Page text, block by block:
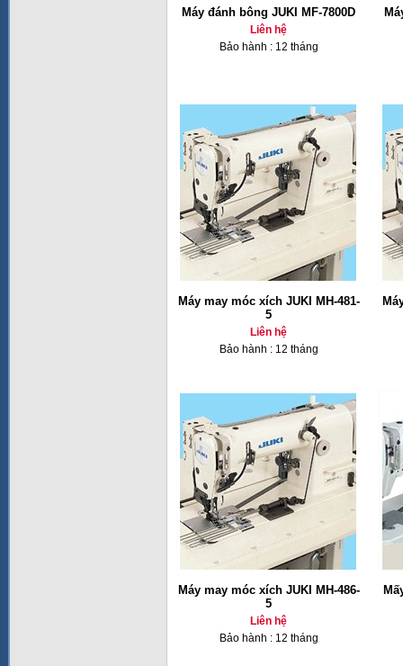
Máy đánh bông JUKI MF-7800D
Liên hệ
Bảo hành : 12 tháng
Máy may móc xích JUKI MH-481-
5
Liên hệ
Bảo hành : 12 tháng
Máy may móc xích JUKI MH-486-
5
Liên hệ
Bảo hành : 12 tháng